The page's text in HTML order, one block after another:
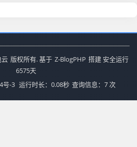
云 版权所有. 基于 Z-BlogPHP 搭建 安全运行
6575天
号-3 运行时长：0.08秒 查询信息：7 次